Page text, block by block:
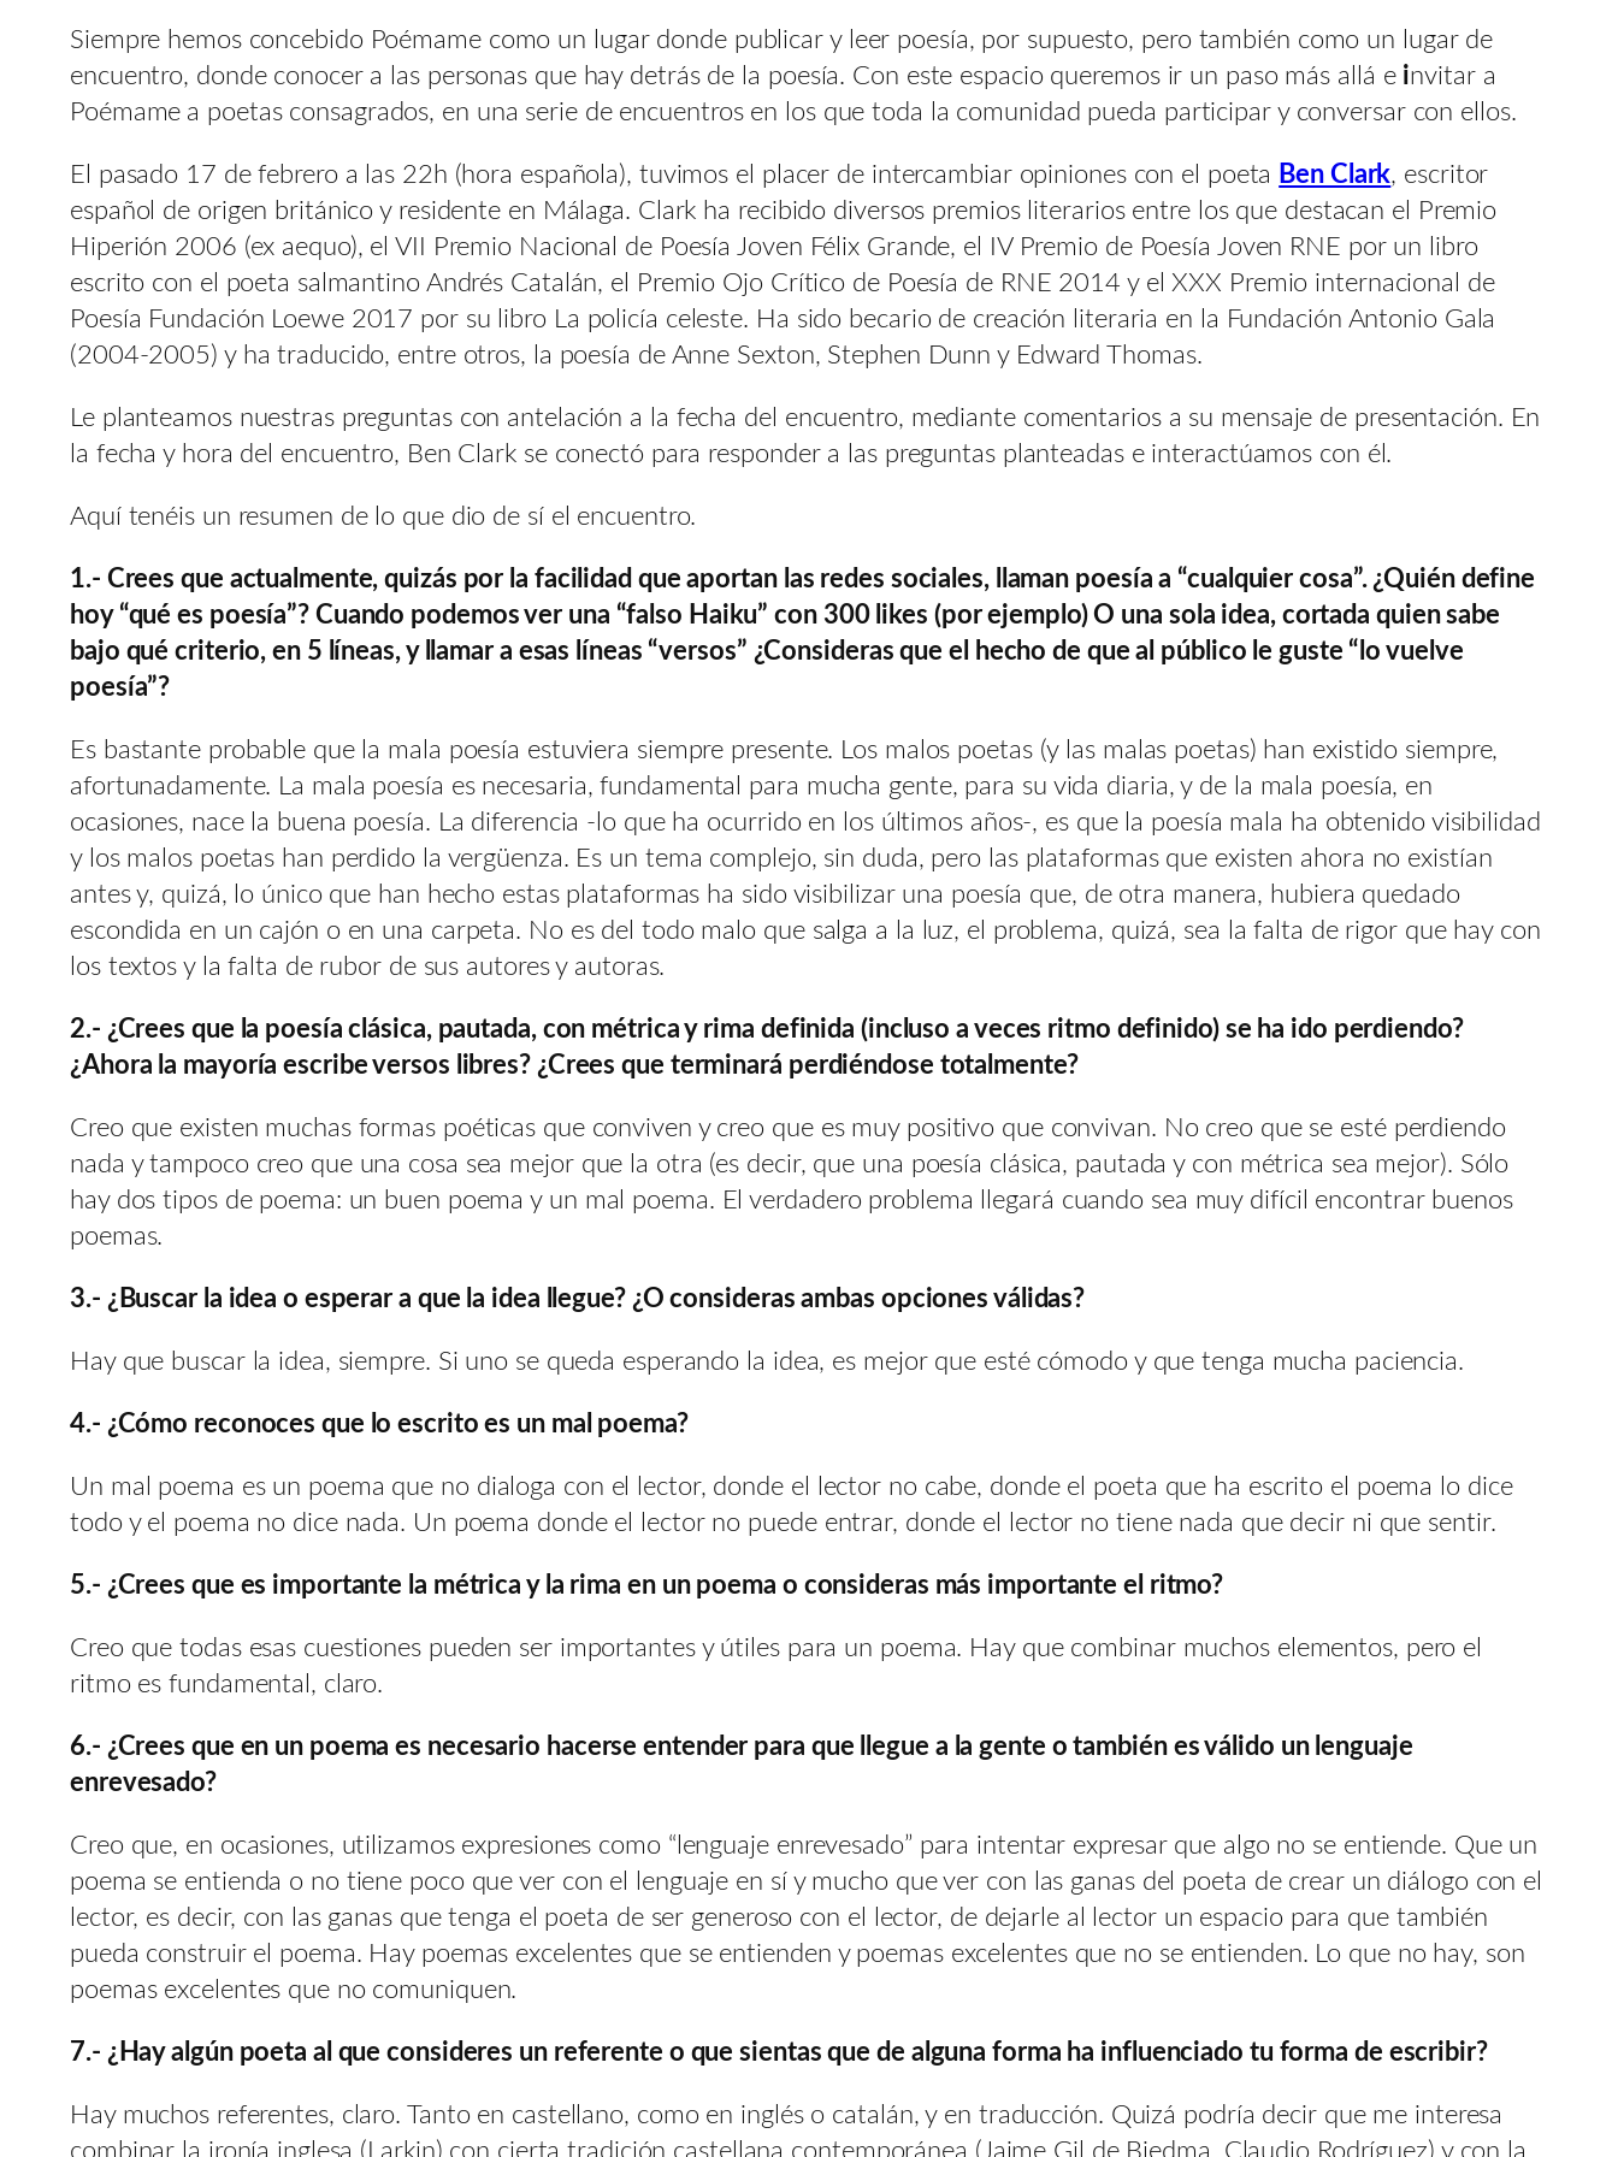
Siempre hemos concebido Poémame como un lugar donde publicar y leer poesía, por supuesto, pero también como un lugar de
encuentro, donde conocer a las personas que hay detrás de la poesía. Con este espacio queremos ir un paso más allá e invitar a
Poémame a poetas consagrados, en una serie de encuentros en los que toda la comunidad pueda participar y conversar con ellos.
El pasado 17 de febrero a las 22h (hora española), tuvimos el placer de intercambiar opiniones con el poeta Ben Clark, escritor
español de origen británico y residente en Málaga. Clark ha recibido diversos premios literarios entre los que destacan el Premio
Hiperión 2006 (ex aequo), el VII Premio Nacional de Poesía Joven Félix Grande, el IV Premio de Poesía Joven RNE por un libro
escrito con el poeta salmantino Andrés Catalán, el Premio Ojo Crítico de Poesía de RNE 2014 y el XXX Premio internacional de
Poesía Fundación Loewe 2017 por su libro La policía celeste. Ha sido becario de creación literaria en la Fundación Antonio Gala
(2004-2005) y ha traducido, entre otros, la poesía de Anne Sexton, Stephen Dunn y Edward Thomas.
Le planteamos nuestras preguntas con antelación a la fecha del encuentro, mediante comentarios a su mensaje de presentación. En
la fecha y hora del encuentro, Ben Clark se conectó para responder a las preguntas planteadas e interactúamos con él.
Aquí tenéis un resumen de lo que dio de sí el encuentro.
1.- Crees que actualmente, quizás por la facilidad que aportan las redes sociales, llaman poesía a “cualquier cosa”. ¿Quién define
hoy “qué es poesía”? Cuando podemos ver una “falso Haiku” con 300 likes (por ejemplo) O una sola idea, cortada quien sabe
bajo qué criterio, en 5 líneas, y llamar a esas líneas “versos” ¿Consideras que el hecho de que al público le guste “lo vuelve
poesía”?
Es bastante probable que la mala poesía estuviera siempre presente. Los malos poetas (y las malas poetas) han existido siempre,
afortunadamente. La mala poesía es necesaria, fundamental para mucha gente, para su vida diaria, y de la mala poesía, en
ocasiones, nace la buena poesía. La diferencia -lo que ha ocurrido en los últimos años-, es que la poesía mala ha obtenido visibilidad
y los malos poetas han perdido la vergüenza. Es un tema complejo, sin duda, pero las plataformas que existen ahora no existían
antes y, quizá, lo único que han hecho estas plataformas ha sido visibilizar una poesía que, de otra manera, hubiera quedado
escondida en un cajón o en una carpeta. No es del todo malo que salga a la luz, el problema, quizá, sea la falta de rigor que hay con
los textos y la falta de rubor de sus autores y autoras.
2.- ¿Crees que la poesía clásica, pautada, con métrica y rima definida (incluso a veces ritmo definido) se ha ido perdiendo?
¿Ahora la mayoría escribe versos libres? ¿Crees que terminará perdiéndose totalmente?
Creo que existen muchas formas poéticas que conviven y creo que es muy positivo que convivan. No creo que se esté perdiendo
nada y tampoco creo que una cosa sea mejor que la otra (es decir, que una poesía clásica, pautada y con métrica sea mejor). Sólo
hay dos tipos de poema: un buen poema y un mal poema. El verdadero problema llegará cuando sea muy difícil encontrar buenos
poemas.
3.- ¿Buscar la idea o esperar a que la idea llegue? ¿O consideras ambas opciones válidas?
Hay que buscar la idea, siempre. Si uno se queda esperando la idea, es mejor que esté cómodo y que tenga mucha paciencia.
4.- ¿Cómo reconoces que lo escrito es un mal poema?
Un mal poema es un poema que no dialoga con el lector, donde el lector no cabe, donde el poeta que ha escrito el poema lo dice
todo y el poema no dice nada. Un poema donde el lector no puede entrar, donde el lector no tiene nada que decir ni que sentir.
5.- ¿Crees que es importante la métrica y la rima en un poema o consideras más importante el ritmo?
Creo que todas esas cuestiones pueden ser importantes y útiles para un poema. Hay que combinar muchos elementos, pero el
ritmo es fundamental, claro.
6.- ¿Crees que en un poema es necesario hacerse entender para que llegue a la gente o también es válido un lenguaje
enrevesado?
Creo que, en ocasiones, utilizamos expresiones como “lenguaje enrevesado” para intentar expresar que algo no se entiende. Que un
poema se entienda o no tiene poco que ver con el lenguaje en sí y mucho que ver con las ganas del poeta de crear un diálogo con el
lector, es decir, con las ganas que tenga el poeta de ser generoso con el lector, de dejarle al lector un espacio para que también
pueda construir el poema. Hay poemas excelentes que se entienden y poemas excelentes que no se entienden. Lo que no hay, son
poemas excelentes que no comuniquen.
7.- ¿Hay algún poeta al que consideres un referente o que sientas que de alguna forma ha influenciado tu forma de escribir?
Hay muchos referentes, claro. Tanto en castellano, como en inglés o catalán, y en traducción. Quizá podría decir que me interesa
combinar la ironía inglesa (Larkin) con cierta tradición castellana contemporánea (Jaime Gil de Biedma, Claudio Rodríguez) y con la